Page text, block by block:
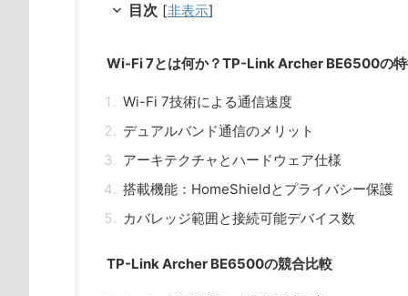
目次 [非表示]
Wi-Fi 7とは何か？TP-Link Archer BE6500の
Wi-Fi 7技術による通信速度
デュアルバンド通信のメリット
アーキテクチャとハードウェア仕様
搭載機能：HomeShieldとプライバシー保護
カバレッジ範囲と接続可能デバイス数
TP-Link Archer BE6500の競合比較